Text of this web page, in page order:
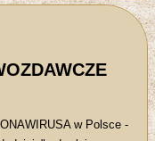
w Polsce -